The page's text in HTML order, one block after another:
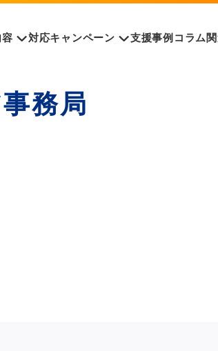
対応キャンペーン 支援事例 コラム
務局